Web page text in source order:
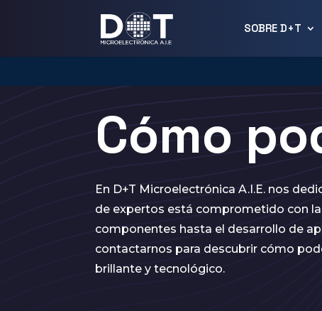
SOBRE D+T
Cómo
En D+T Microelectrónica A.I.E. nos
de expertos está comprometido con
componentes hasta el desarrollo de
contactarnos para descubrir cómo
brillante y tecnológico.